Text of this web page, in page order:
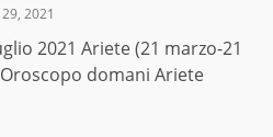
2021
2021 Ariete (21 marzo-21
domani Ariete